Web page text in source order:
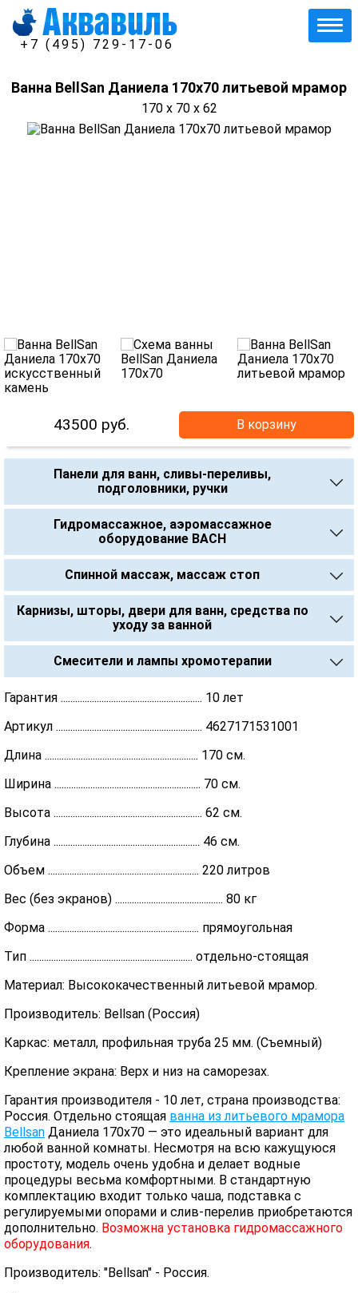
+7 (495) 729-17-06
Ванна BellSan Даниела 170х70 литьевой мрамор
170 x 70 x 62
43500 руб. В корзину
Панели для ванн, сливы-переливы,
подголовники, ручки
Гидромассажное, аэромассажное
оборудование BACH
Спинной массаж, массаж стоп
Карнизы, шторы, двери для ванн, средства по
уходу за ванной
Смесители и лампы хромотерапии
Гарантия ........................................................... 10 лет
Артикул ............................................................. 4627171531001
Длина ................................................................ 170 см.
Ширина ............................................................. 70 см.
Высота .............................................................. 62 см.
Глубина ............................................................. 46 см.
Объем ............................................................... 220 литров
Вес (без экранов) ............................................. 80 кг
Форма ............................................................... прямоугольная
Тип .................................................................... отдельно-стоящая
Материал: Высококачественный литьевой мрамор.
Производитель: Bellsan (Россия)
Каркас: металл, профильная труба 25 мм. (Съемный)
Крепление экрана: Верх и низ на саморезах.
Гарантия производителя - 10 лет, страна производства:
Россия. Отдельно стоящая ванна из литьевого мрамора
Bellsan Даниела 170x70 — это идеальный вариант для
любой ванной комнаты. Несмотря на всю кажущуюся
простоту, модель очень удобна и делает водные
процедуры весьма комфортными. В стандартную
комплектацию входит только чаша, подставка с
регулируемыми опорами и слив-перелив приобретаются
дополнительно. Возможна установка гидромассажного
оборудования.
Производитель: "Bellsan" - Россия.